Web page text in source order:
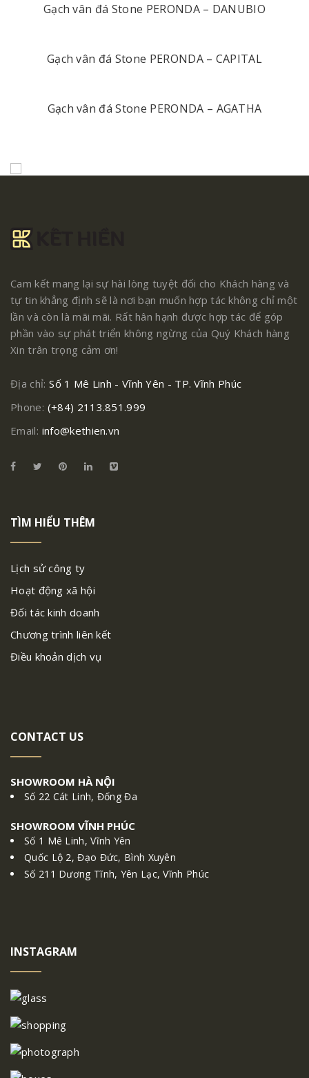
Gạch vân đá Stone PERONDA – DANUBIO
Gạch vân đá Stone PERONDA – CAPITAL
Gạch vân đá Stone PERONDA – AGATHA
Cam kết mang lại sự hài lòng tuyệt đối cho Khách hàng và
tự tin khẳng định sẽ là nơi bạn muốn hợp tác không chỉ một
lần và còn là mãi mãi. Rất hân hạnh được hợp tác để góp
phần vào sự phát triển không ngừng của Quý Khách hàng
Xin trân trọng cảm ơn!
Địa chỉ: Số 1 Mê Linh - Vĩnh Yên - TP. Vĩnh Phúc
Phone: (+84) 2113.851.999
Email: info@kethien.vn
TÌM HIỂU THÊM
Lịch sử công ty
Hoạt động xã hội
Đối tác kinh doanh
Chương trình liên kết
Điều khoản dịch vụ
CONTACT US
SHOWROOM HÀ NỘI
Số 22 Cát Linh, Đống Đa
SHOWROOM VĨNH PHÚC
Số 1 Mê Linh, Vĩnh Yên
Quốc Lộ 2, Đạo Đức, Bình Xuyên
Số 211 Dương Tĩnh, Yên Lạc, Vĩnh Phúc
INSTAGRAM